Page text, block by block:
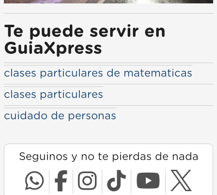
Te puede servir en
GuiaXpress
clases particulares de matematicas
clases particulares
cuidado de personas
Seguinos y no te pierdas de nada